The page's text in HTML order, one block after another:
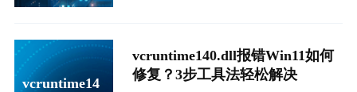
vcruntime14
vcruntime140.dll报错Win11如何
修复？3步工具法轻松解决